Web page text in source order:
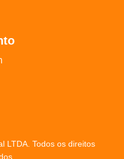
LTDA. Todos os direitos